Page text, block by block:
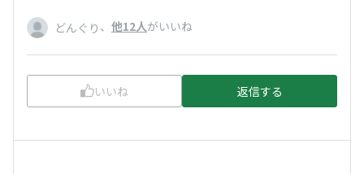
どんぐり 、 他12人がいいね
いいね 返信する